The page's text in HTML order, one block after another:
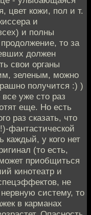
цвет кожи, пол и т.
и
и полны
то за
должен
свои органы
зеленым, можно
получится :) )
уже сто раз
еще. Но есть
раз сказать, что
фантастической
каждый, у кого нет
(то есть,
приобщиться
кинотеатр и
не
систему, то
в карманах